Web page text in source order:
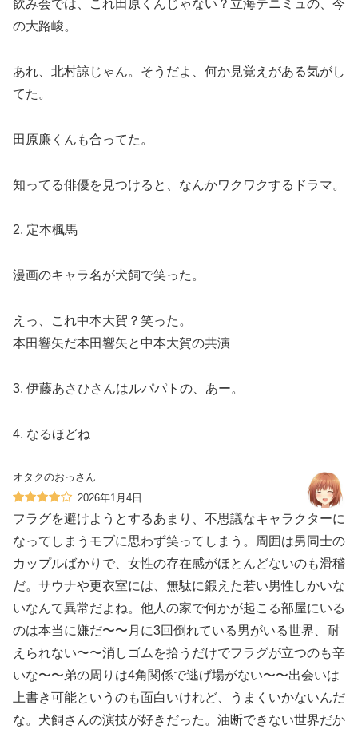
飲み会では、これ田原くんじゃない？立海テニミュの、今
の大路峻。
あれ、北村諒じゃん。そうだよ、何か見覚えがある気がし
てた。
田原廉くんも合ってた。
知ってる俳優を見つけると、なんかワクワクするドラマ。
2. 定本楓馬
漫画のキャラ名が犬飼で笑った。
えっ、これ中本大賀？笑った。
本田響矢だ️️️本田響矢と中本大賀の共演️
3. 伊藤あさひさんはルパパトの、あー。
4. なるほどね
オタクのおっさん
2026年1月4日
フラグを避けようとするあまり、不思議なキャラクターに
なってしまうモブに思わず笑ってしまう。周囲は男同士の
カップルばかりで、女性の存在感がほとんどないのも滑稽
だ。サウナや更衣室には、無駄に鍛えた若い男性しかいな
いなんて異常だよね。他人の家で何かが起こる部屋にいる
のは本当に嫌だ〜〜月に3回倒れている男がいる世界、耐
えられない〜〜消しゴムを拾うだけでフラグが立つのも辛
いな〜〜弟の周りは4角関係で逃げ場がない〜〜出会いは
上書き可能というのも面白いけれど、うまくいかないんだ
な。犬飼さんの演技が好きだった。油断できない世界だか